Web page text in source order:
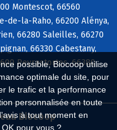
possible, Biocoop utilise
optimale du site, pour
le trafic et la performance
personnalisée en toute
à tout moment en
pour vous ?
Montescot, 66560
de-la-Raho, 66200 Alénya,
66280 Saleilles, 66270
66330 Cabestany,
Peyrestortes, 66380
Biocoop